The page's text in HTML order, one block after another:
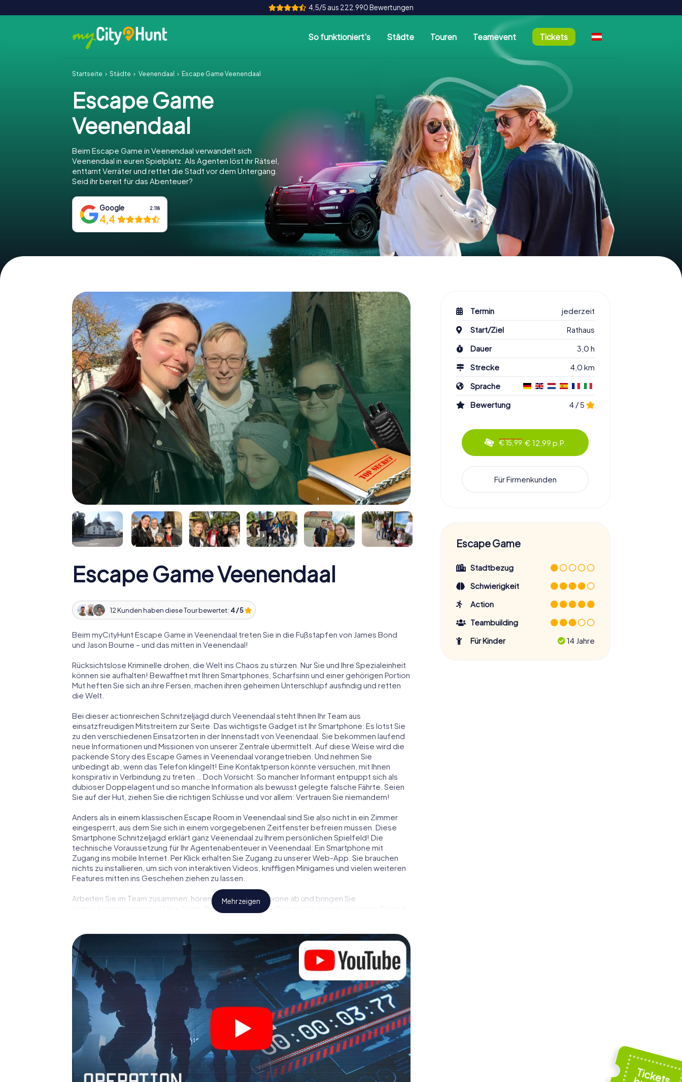
4,5/5 aus 222.990 Bewertungen
So funktioniert's Städte Touren Teamevent Tickets
Startseite Städte Veenendaal Escape Game Veenendaal
Escape Game
Veenendaal
Beim Escape Game in Veenendaal verwandelt sich
Veenendaal in euren Spielplatz. Als Agenten löst ihr Rätsel,
enttarnt Verräter und rettet die Stadt vor dem Untergang.
Seid ihr bereit für das Abenteuer?
Google 2.118
4,4
Escape Game Veenendaal
12 Kunden haben diese Tour bewertet: 4 / 5
Beim myCityHunt Escape Game in Veenendaal treten Sie in die Fußstapfen von James Bond
und Jason Bourne – und das mitten in Veenendaal!
Rücksichtslose Kriminelle drohen, die Welt ins Chaos zu stürzen. Nur Sie und Ihre Spezialeinheit
können sie aufhalten! Bewaffnet mit Ihren Smartphones, Scharfsinn und einer gehörigen Portion
Mut heften Sie sich an ihre Fersen, machen ihren geheimen Unterschlupf ausfindig und retten
die Welt.
Bei dieser actionreichen Schnitzeljagd durch Veenendaal steht Ihnen Ihr Team aus
einsatzfreudigen Mitstreitern zur Seite. Das wichtigste Gadget ist Ihr Smartphone: Es lotst Sie
zu den verschiedenen Einsatzorten in der Innenstadt von Veenendaal. Sie bekommen laufend
neue Informationen und Missionen von unserer Zentrale übermittelt. Auf diese Weise wird die
packende Story des Escape Games in Veenendaal vorangetrieben. Und nehmen Sie
unbedingt ab, wenn das Telefon klingelt! Eine Kontaktperson könnte versuchen, mit Ihnen
konspirativ in Verbindung zu treten … Doch Vorsicht: So mancher Informant entpuppt sich als
dubioser Doppelagent und so manche Information als bewusst gelegte falsche Fährte. Seien
Sie auf der Hut, ziehen Sie die richtigen Schlüsse und vor allem: Vertrauen Sie niemandem!
Anders als in einem klassischen Escape Room in Veenendaal sind Sie also nicht in ein Zimmer
eingesperrt, aus dem Sie sich in einem vorgegebenen Zeitfenster befreien müssen. Diese
Smartphone Schnitzeljagd erklärt ganz Veenendaal zu Ihrem persönlichen Spielfeld! Die
technische Voraussetzung für Ihr Agentenabenteuer in Veenendaal: Ein Smartphone mit
Zugang ins mobile Internet. Per Klick erhalten Sie Zugang zu unserer Web-App. Sie brauchen
nichts zu installieren, um sich von interaktiven Videos, kniffligen Minigames und vielen weiteren
Features mitten ins Geschehen ziehen zu lassen.
Arbeiten Sie im Team zusammen, hören Sie feindliche Spione ab und bringen Sie
Verbindungspersonen auf Ihre Seite. Bei diesem Escape Game in Veenendaal müssen Sie und
Team im Highscore von Veenendaal und erhalten Zugang zu Ihrer ganz persönlichen
Bildergalerie. Das myCityHunt Escape Game macht Veenendaal zu Ihrem ganz persönlichen
Erlebnisspielplatz. Holen Sie sich Ihre Tickets in die Welt der Spionage und Geheimagenten und
verwandeln Sie Veenendaal in einen Outdoor Escape Room!
Mehr zeigen
Termin
jederzeit
Start/Ziel
Rathaus
Dauer
3,0 h
Strecke
4,0 km
Sprache
Bewertung
4 / 5
€ 15,99 € 12,99 p.P.
Für Firmenkunden
Escape Game
Stadtbezug
Schwierigkeit
Action
Teambuilding
Für Kinder
14 Jahre